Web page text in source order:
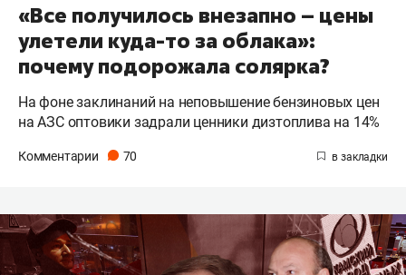
«Все получилось внезапно – цены
улетели куда-то за облака»:
почему подорожала солярка?
На фоне заклинаний на неповышение бензиновых цен
на АЗС оптовики задрали ценники дизтоплива на 14%
Комментарии 70